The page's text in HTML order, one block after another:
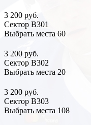
3 200 руб.
Сектор В301
Выбрать места 60
3 200 руб.
Сектор В302
Выбрать места 20
3 200 руб.
Сектор В303
Выбрать места 108